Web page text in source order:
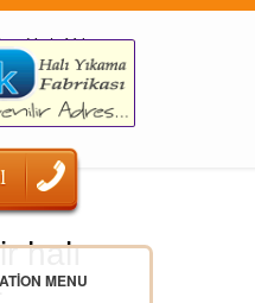
MENU
Halı Yıkama
halı